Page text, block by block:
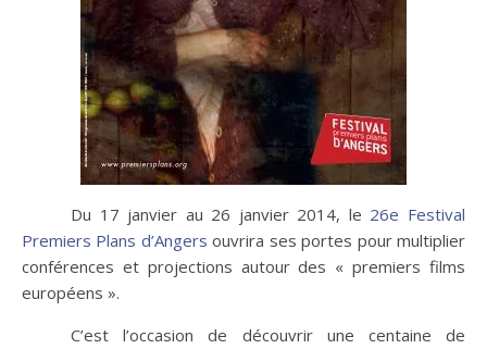
Du 17 janvier au 26 janvier 2014, le 26e Festival
Premiers Plans d’Angers ouvrira ses portes pour multiplier
conférences et projections autour des « premiers films
européens ».
C’est l’occasion de découvrir une centaine de